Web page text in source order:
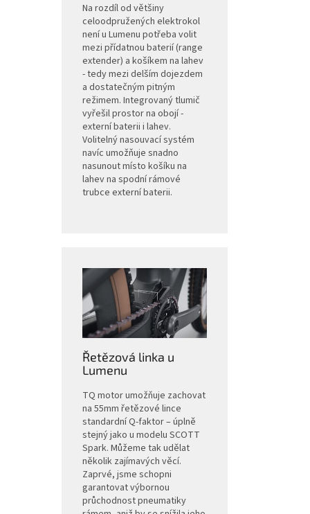
Na rozdíl od většiny
celoodpružených elektrokol
není u Lumenu potřeba volit
mezi přídatnou baterií (range
extender) a košíkem na lahev
- tedy mezi delším dojezdem
a dostatečným pitným
režimem. Integrovaný tlumič
vyřešil prostor na obojí -
externí baterii i lahev.
Volitelný nasouvací systém
navíc umožňuje snadno
nasunout místo košíku na
lahev na spodní rámové
trubce externí baterii.
Řetězová linka u
Lumenu
TQ motor umožňuje zachovat
na 55mm řetězové lince
standardní Q-faktor – úplně
stejný jako u modelu SCOTT
Spark. Můžeme tak udělat
několik zajímavých věcí.
Zaprvé, jsme schopni
garantovat výbornou
průchodnost pneumatiky